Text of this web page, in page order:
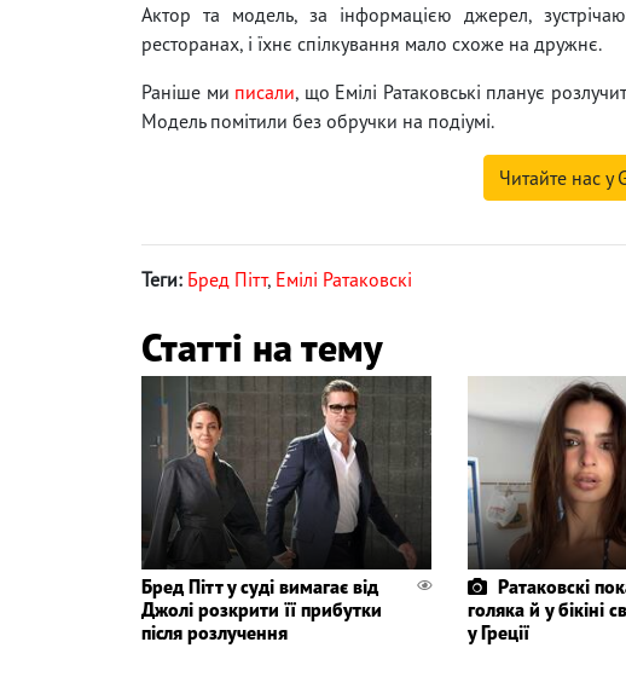
Актор та модель, за інформацією джерел,
ресторанах, і їхнє спілкування мало схоже на дружнє.
Раніше ми писали, що Емілі Ратаковські планує
Модель помітили без обручки на подіумі.
Читайте нас у
Теги: Бред Пітт, Емілі Ратаковскі
Статті на тему
Бред Пітт у суді вимагає від
Джолі розкрити її прибутки
після розлучення
Ратаковскі
голяка й у бікіні
у Греції